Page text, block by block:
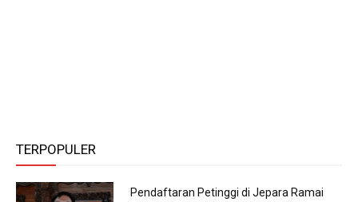
TERPOPULER
Pendaftaran Petinggi di Jepara Ramai